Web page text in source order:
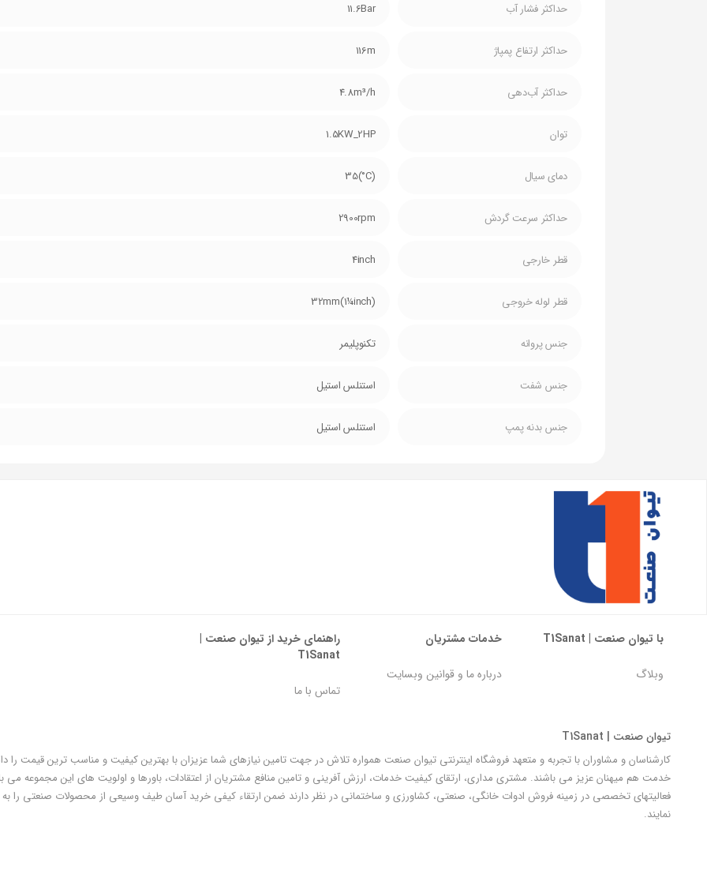
حداکثر فشار آب 11.6Bar
حداکثر ارتفاع پمپاژ 116m
حداکثر آب‌دهی 4.8m³/h
توان 1.5KW_2HP
دمای سیال (C°)35
حداکثر سرعت گردش 2900rpm
قطر خارجی 4inch
قطر لوله خروجی 32mm(1¼inch)
جنس پروانه تکنوپلیمر
جنس شفت استنلس استیل
جنس بدنه پمپ استنلس استیل
با تیوان صنعت | T1Sanat
وبلاگ
خدمات مشتریان
درباره ما و قوانین وبسایت
راهنمای خرید از تیوان صنعت |
T1Sanat
تماس با ما
تیوان صنعت | T1Sanat
کارشناسان و مشاوران با تجربه و متعهد فروشگاه اینترنتی تیوان صنعت همواره تلاش در جهت تامین نیازهای شما عزیزان با بهترین کیفیت و مناسب ترین قیمت را
خدمت هم میهنان عزیز می باشند. مشتری مداری، ارتقای کیفیت خدمات، ارزش آفرینی و تامین منافع مشتریان از اعتقادات، باورها و اولویت های این مجموعه می
فعالیتهای تخصصی در زمینه فروش ادوات خانگی، صنعتی، کشاورزی و ساختمانی در نظر دارند ضمن ارتقاء کیفی خرید آسان طیف وسیعی از محصولات صنعتی را
نمایند.